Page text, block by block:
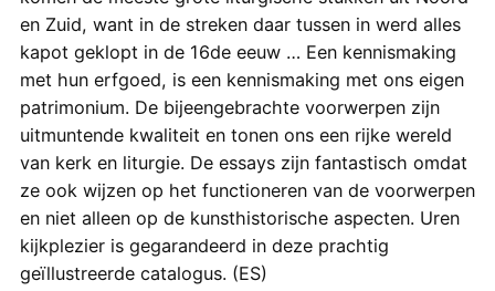
en Zuid, want in de streken daar tussen in werd alles
kapot geklopt in de 16de eeuw … Een kennismaking
met hun erfgoed, is een kennismaking met ons eigen
patrimonium. De bijeengebrachte voorwerpen zijn
uitmuntende kwaliteit en tonen ons een rijke wereld
van kerk en liturgie. De essays zijn fantastisch omdat
ze ook wijzen op het functioneren van de voorwerpen
en niet alleen op de kunsthistorische aspecten. Uren
kijkplezier is gegarandeerd in deze prachtig
geïllustreerde catalogus. (ES)